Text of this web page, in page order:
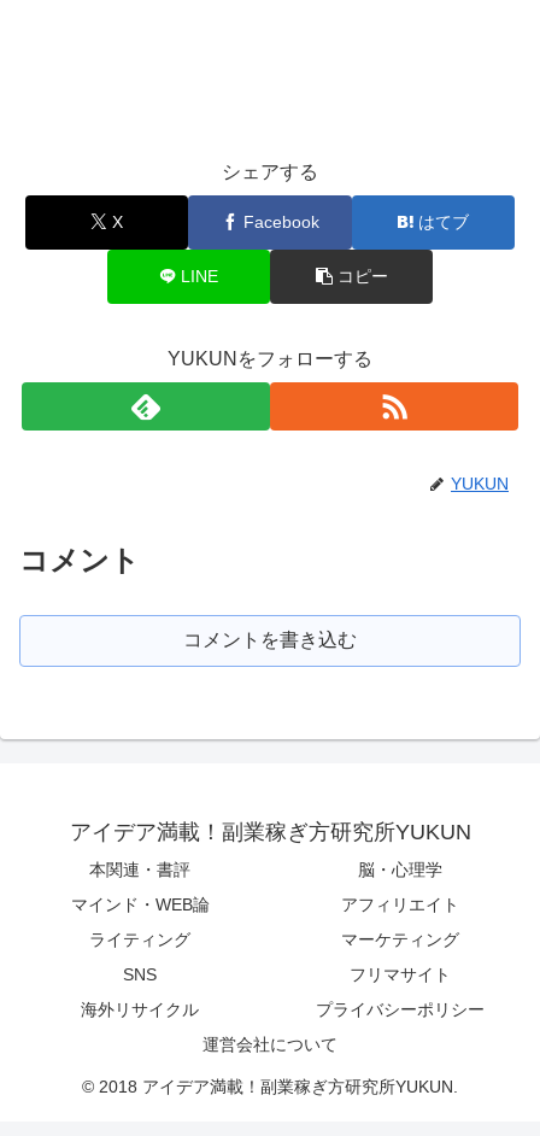
シェアする
X Facebook はてブ
LINE コピー
YUKUNをフォローする
YUKUN
コメント
コメントを書き込む
アイデア満載！副業稼ぎ方研究所YUKUN
本関連・書評
脳・心理学
マインド・WEB論
アフィリエイト
ライティング
マーケティング
SNS
フリマサイト
海外リサイクル
プライバシーポリシー
運営会社について
© 2018 アイデア満載！副業稼ぎ方研究所YUKUN.